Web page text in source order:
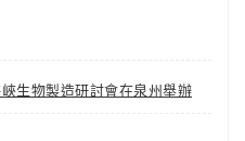
生物製造研討會在泉州舉辦